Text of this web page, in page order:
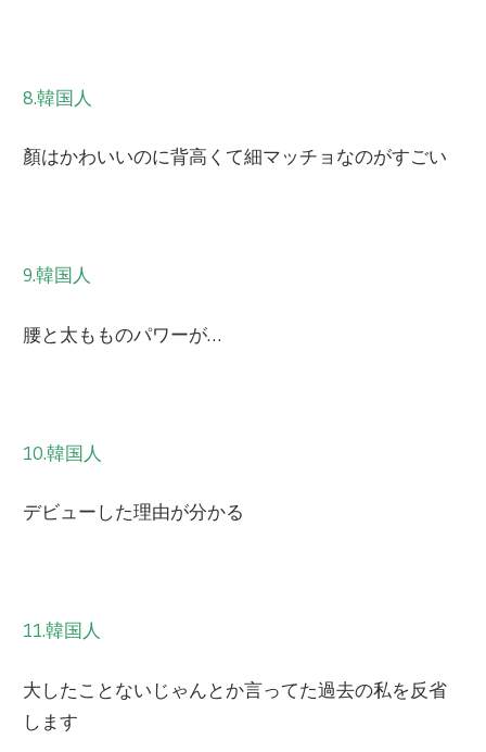
8.韓国人
顏はかわいいのに背高くて細マッチョなのがすごい
9.韓国人
腰と太もものパワーが…
10.韓国人
デビューした理由が分かる
11.韓国人
大したことないじゃんとか言ってた過去の私を反省
します